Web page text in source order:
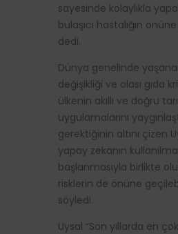
sayesinde kolaylıkla
bulaşıcı hastalığın
dedi.
Dünya genelinde
değişikliği ve olası gıda
ülkenin akıllı ve doğru
uygulamalarını
gerektiğinin altını çizen
yapay zekanın
başlanmasıyla birlikte
risklerin de önüne
söyledi.
Uysal “Son yıllarda en çok